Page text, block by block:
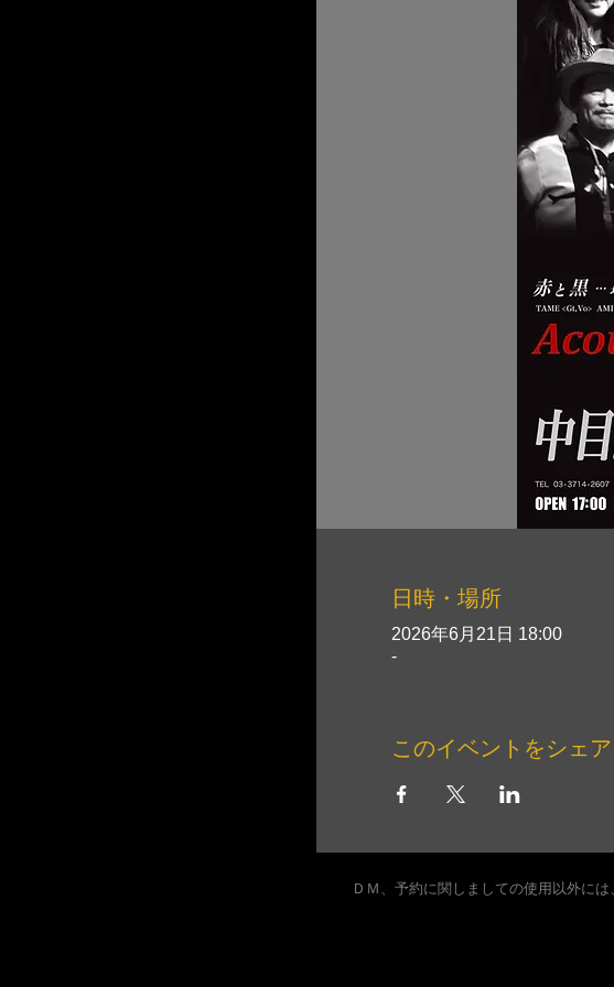
日時・場所
2026年6月21日 18:00
-
このイベントをシェア
ＤＭ、予約に関しましての使用以外に